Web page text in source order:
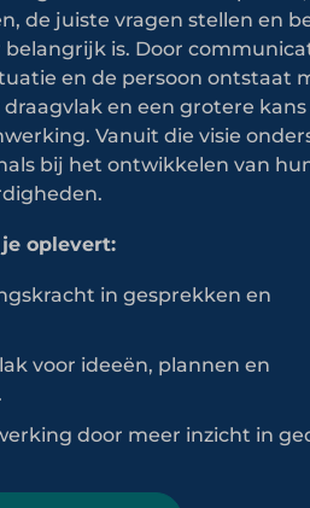
de juiste vragen stellen en
is. Door
en de persoon ontstaat
en een grotere kans
Vanuit die visie
bij het ontwikkelen van
oplevert:
in gesprekken en
voor ideeën, plannen en
door meer inzicht in